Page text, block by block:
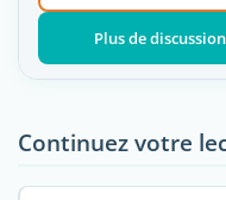
Plus de
Continuez votre